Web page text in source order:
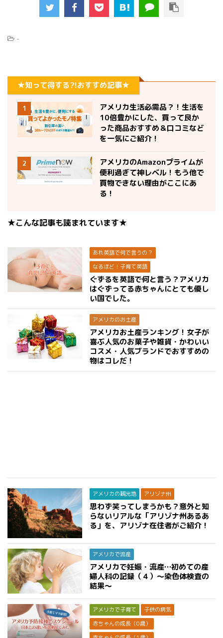
-
★知って得する?!おすすめ記事★
1
アメリカ生活必需品？！生活を
10倍豊かにした、買って良か
った商品おすすめ＆口コミなど
を一気にご紹介！
2
アメリカのAmazonプライムが
便利過ぎて神レベル！もう他で
買物できない理由がここにあ
る！
★こんな記事も読まれています★
あれ英語で何で言うの？
なるほど！子育て英語
ぐずるを英語で何と言う？アメリカ
はぐずってる赤ちゃんにとても優し
い国でした。
アメリカのお土産
アメリカお土産ランキング！女子が
喜ぶ人気のお菓子や雑貨・かわいい
コスメ・人気ブランドでおすすめの
物はコレだ！
アメリカの観光地 アリゾナ州
思わず笑ってしまうかも？意外と知
らないリアルな「アリゾナ州あるあ
る」を、アリゾナ在住者がご紹介！
アメリカで流産
アメリカで妊娠・流産…初めての産
婦人科の記録（４）〜染色体検査の
結果〜
アメリカで子育て
子供の病気
赤ちゃんの成長（0歳）